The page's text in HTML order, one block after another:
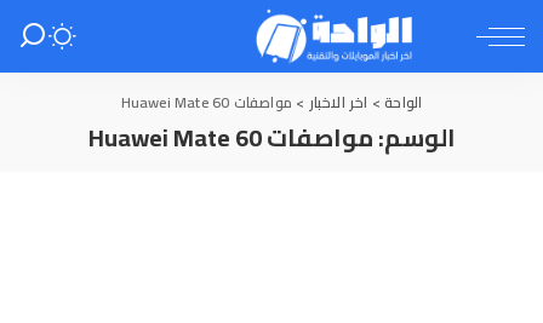
الواحة > اخر الاخبار > مواصفات Huawei Mate 60
الوسم:مواصفات Huawei Mate 60